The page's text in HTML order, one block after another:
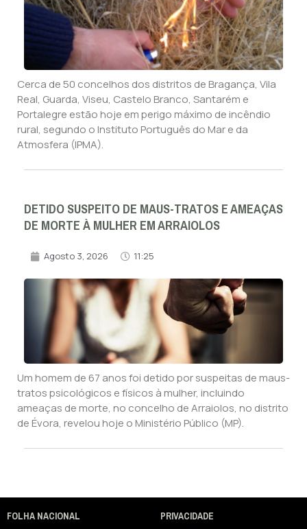
Cerca de 50 concelhos dos distritos de Bragança, Vila
Real, Guarda, Viseu, Castelo Branco, Santarém e
Portalegre estão hoje em perigo máximo de incêndio
rural, segundo o Instituto Português do Mar e da
Atmosfera (IPMA).
DETIDO SUSPEITO DE MAUS-TRATOS E AMEAÇAS
DE MORTE À MULHER EM ARRAIOLOS
Agosto 3, 2026 11:25
Um homem de 67 anos foi detido por suspeitas de maus-
tratos psicológicos e físicos à mulher, incluindo
ameaças de morte, no concelho de Arraiolos, no distrito
de Évora, revelou hoje o Ministério Público (MP).
FOLHA NACIONAL PRIVACIDADE